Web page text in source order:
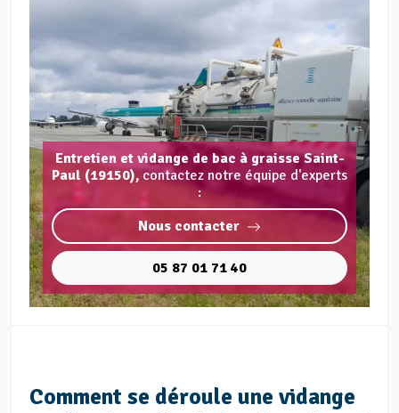
Entretien et vidange de bac à graisse Saint-
Paul (19150), contactez notre équipe d'experts
:
Nous contacter
05 87 01 71 40
Comment se déroule une vidange